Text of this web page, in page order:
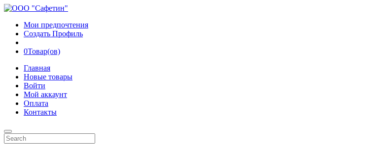
Мои предпочтения
Создать Профиль
0Товар(ов)
Главная
Новые товары
Войти
Мой аккаунт
Оплата
Контакты